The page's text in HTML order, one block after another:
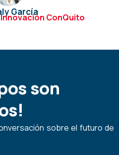
García ConQuito
son
sobre el futuro de